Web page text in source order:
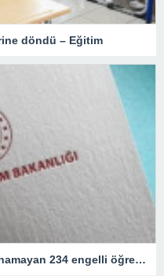
döndü – Eğitim
MEB, tercih başvurusunda bulunamayan 234 engelli öğretmeni atadı